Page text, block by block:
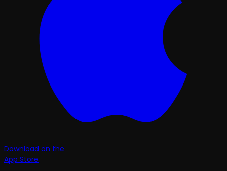
Download on the
App Store